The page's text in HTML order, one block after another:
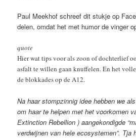
Paul Meekhof schreef dit stukje op
delen, omdat het met humor de vinger
quote
Hier wat tips voor als zoon of dochterlief
asfalt te willen gaan knuffelen. En het
de blokkades op de A12.
Na haar stompzinnig idee hebben we
om haar te helpen met het voorkomen
Extinction Rebellion ) aangekondigde
verdwijnen van hele ecosystemen”. Tja